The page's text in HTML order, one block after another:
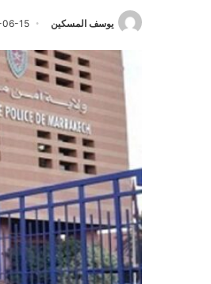
يوسف المسكين 06-15